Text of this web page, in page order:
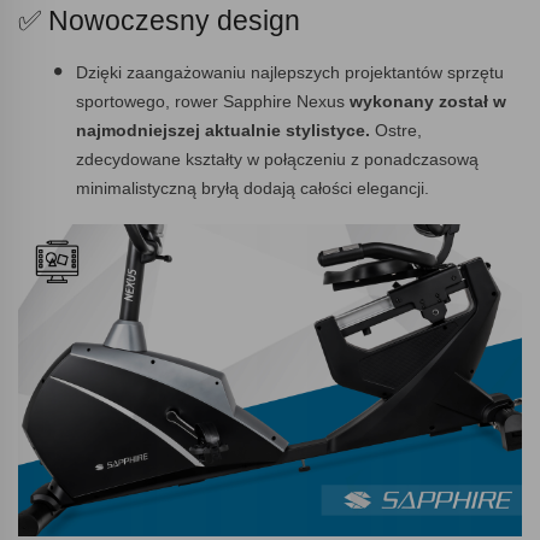
✅ Nowoczesny design
Dzięki zaangażowaniu najlepszych projektantów sprzętu
sportowego, rower Sapphire Nexus wykonany został w
najmodniejszej aktualnie stylistyce. Ostre,
zdecydowane kształty w połączeniu z ponadczasową
minimalistyczną bryłą dodają całości elegancji.